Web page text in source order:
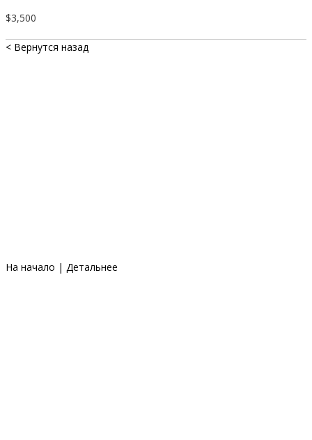
$3,500
< Вернутся назад
На начало | Детальнее